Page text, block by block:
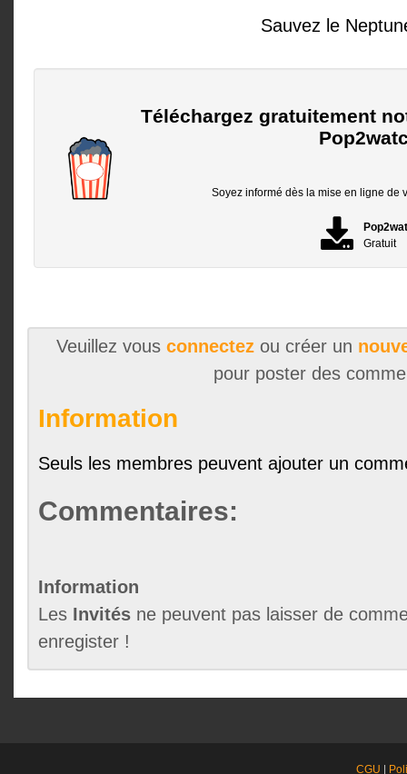
Sauvez le
Téléchargez gratuitement
Soyez informé dès la mise en ligne de
Gratuit
Veuillez vous connectezou créer un
pour poster des
Information
Seuls les membres peuvent ajouter un
Commentaires:
Information
Les Invités ne peuvent pas laisser de
enregister !
CGU